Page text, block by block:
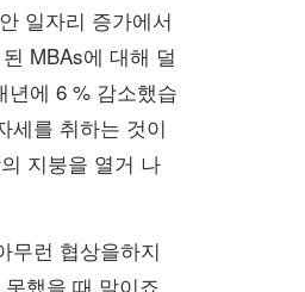
일자리 증가에서
MBAs에 대해 덜
에 6 % 감소했습
세를 취하는 것이
지붕을 열거 나
무런 협상을하지
했을 때 말이죠.